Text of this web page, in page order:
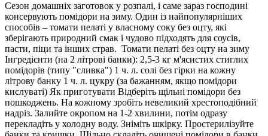
Сезон домашніх заготовок у розпалі, і саме зараз господині
консервують помідори на зиму. Один із найпопулярніших
способів – томати пелаті у власному соку без оцту, які
зберігають природний смак і чудово підходять для соусів,
пасти, піци та інших страв. Томати пелаті без оцту на зиму
Інгредієнти (на 2 літрові банки): 2,5-3 кг м'ясистих стиглих
помідорів (типу "сливка") 1 ч. л. солі без гірки на кожну
літрову банку 1 ч. л. цукру (за бажанням, якщо помідори
кислуваті) Як приготувати Відберіть щільні помідори без
пошкоджень. На кожному зробіть невеликий хрестоподібний
надріз. Залийте окропом на 1-2 хвилини, потім одразу
перекладіть у холодну воду. Зніміть шкірку. Простерилізуйте